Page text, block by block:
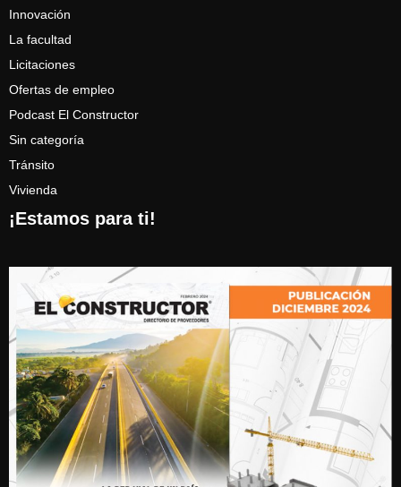
Innovación
La facultad
Licitaciones
Ofertas de empleo
Podcast El Constructor
Sin categoría
Tránsito
Vivienda
¡Estamos para ti!